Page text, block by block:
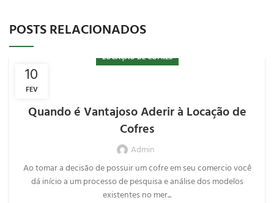
POSTS RELACIONADOS
10
FEV
LOCAÇÃO DE COFRES
Quando é Vantajoso Aderir à Locação de
Cofres
Admin
Ao tomar a decisão de possuir um cofre em seu comercio você
dá início a um processo de pesquisa e análise dos modelos
existentes no mer...